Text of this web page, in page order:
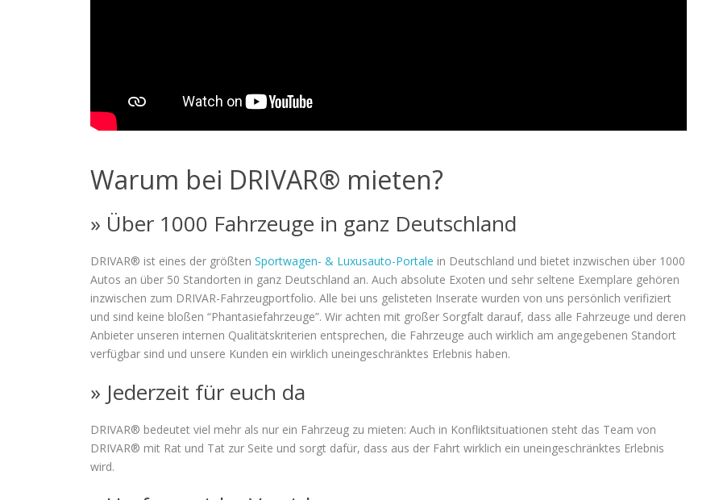
Warum bei DRIVAR® mieten?
» Über 1000 Fahrzeuge in ganz Deutschland
DRIVAR® ist eines der größten Sportwagen- & Luxusauto-Portale in Deutschland und bietet inzwischen über 1000
Autos an über 50 Standorten in ganz Deutschland an. Auch absolute Exoten und sehr seltene Exemplare gehören
inzwischen zum DRIVAR-Fahrzeugportfolio. Alle bei uns gelisteten Inserate wurden von uns persönlich verifiziert
und sind keine bloßen “Phantasiefahrzeuge”. Wir achten mit großer Sorgfalt darauf, dass alle Fahrzeuge und deren
Anbieter unseren internen Qualitätskriterien entsprechen, die Fahrzeuge auch wirklich am angegebenen Standort
verfügbar sind und unsere Kunden ein wirklich uneingeschränktes Erlebnis haben.
» Jederzeit für euch da
DRIVAR® bedeutet viel mehr als nur ein Fahrzeug zu mieten: Auch in Konfliktsituationen steht das Team von
DRIVAR® mit Rat und Tat zur Seite und sorgt dafür, dass aus der Fahrt wirklich ein uneingeschränktes Erlebnis
wird.